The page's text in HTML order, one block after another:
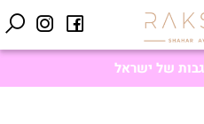
של ישראל